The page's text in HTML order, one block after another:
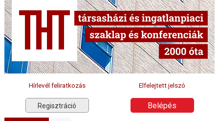
Hírlevél feliratkozás Elfelejtett jelszó
Regisztráció Belépés